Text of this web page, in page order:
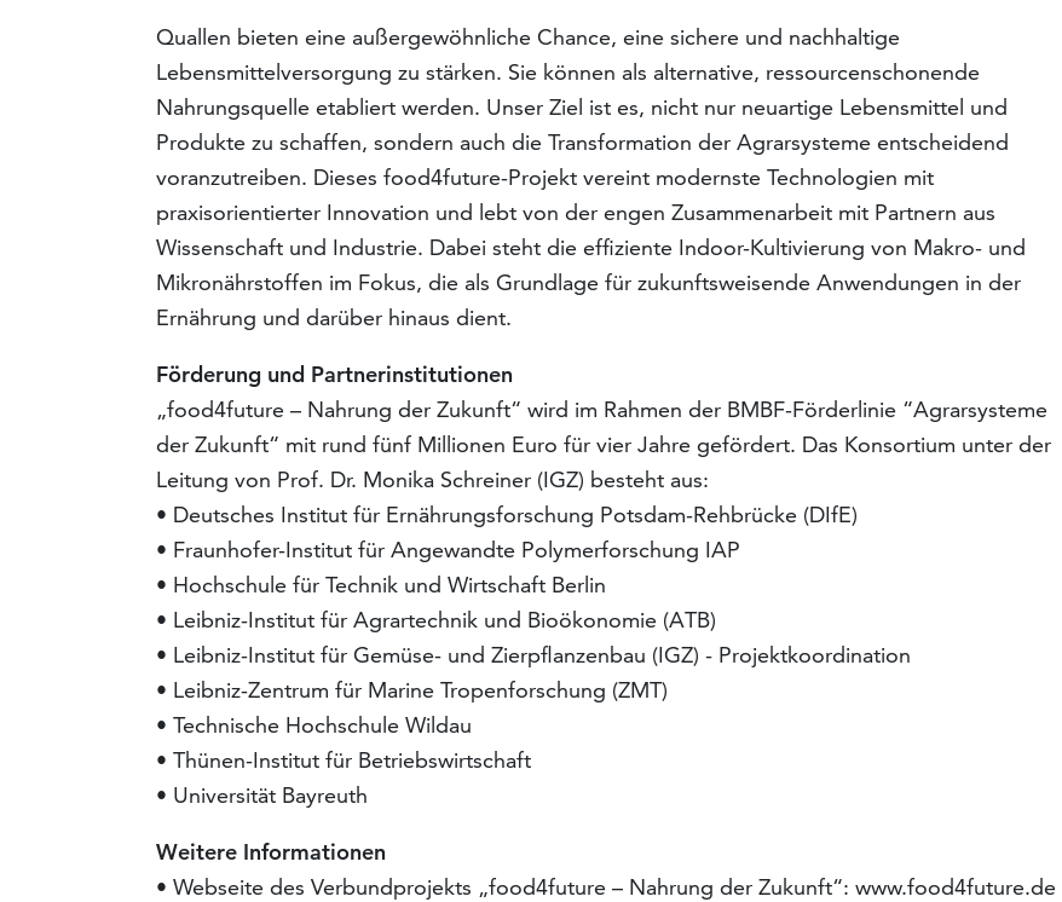
Quallen bieten eine außergewöhnliche Chance, eine sichere und nachhaltige
Lebensmittelversorgung zu stärken. Sie können als alternative, ressourcenschonende
Nahrungsquelle etabliert werden. Unser Ziel ist es, nicht nur neuartige Lebensmittel und
Produkte zu schaffen, sondern auch die Transformation der Agrarsysteme entscheidend
voranzutreiben. Dieses food4future-Projekt vereint modernste Technologien mit
praxisorientierter Innovation und lebt von der engen Zusammenarbeit mit Partnern aus
Wissenschaft und Industrie. Dabei steht die effiziente Indoor-Kultivierung von Makro- und
Mikronährstoffen im Fokus, die als Grundlage für zukunftsweisende Anwendungen in der
Ernährung und darüber hinaus dient.
Förderung und Partnerinstitutionen
„food4future – Nahrung der Zukunft“ wird im Rahmen der BMBF-Förderlinie “Agrarsysteme
der Zukunft“ mit rund fünf Millionen Euro für vier Jahre gefördert. Das Konsortium unter der
Leitung von Prof. Dr. Monika Schreiner (IGZ) besteht aus:
• Deutsches Institut für Ernährungsforschung Potsdam-Rehbrücke (DIfE)
• Fraunhofer-Institut für Angewandte Polymerforschung IAP
• Hochschule für Technik und Wirtschaft Berlin
• Leibniz-Institut für Agrartechnik und Bioökonomie (ATB)
• Leibniz-Institut für Gemüse- und Zierpflanzenbau (IGZ) - Projektkoordination
• Leibniz-Zentrum für Marine Tropenforschung (ZMT)
• Technische Hochschule Wildau
• Thünen-Institut für Betriebswirtschaft
• Universität Bayreuth
Weitere Informationen
• Webseite des Verbundprojekts „food4future – Nahrung der Zukunft“: www.food4future.de